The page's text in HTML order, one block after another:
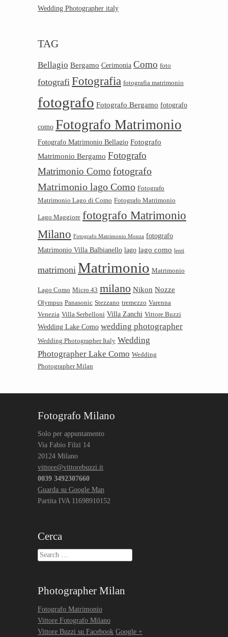
Wedding Photographer italy
TAG
Bellagio Bergamo Cerimonia Como foto
fotografi Fotografia fotografia matrimonio
fotografo Fotografo Bergamo fotografo
como Fotografo Matrimonio
Fotografo Matrimonio Bellagio Fotografo
Matrimonio Bergamo Fotografo
Matrimonio Como fotografo
Matrimonio lago Como Fotografo
Matrimonio Lago di Como Fotografo Matrimonio
Lago Maggiore fotografo Matrimonio
Milano Fotografo Matrimonio Monza fotografo
Matrimonio Villa Balbianello lago lago como lenti
matrimoni Matrimonio Matrimonio
Lago Como Micro 43 milano Nikon Nozze
Olympus Panasonic Stezzano tremezzo Varenna
Venezia Villa Serbelloni Villa Zanchi Vittore Buzzi
Wedding Lake Como wedding photographer
Wedding Photographer Italy Wedding
Photographer Lake Como Wedding
Photographer Milan
Fotografo Milano
Solo per appuntamento
Via Fabio Filzi 14
20124 Milano
vittore@vittorebuzzi.it
0039 3492307660
Guarda su Google Map
Partita IVA 11698910152
Cerca
Search
Photographer Milan
Fotografo Matrimonio
Vittore Fotografo Milano
Vittore Buzzi su Facebook Google +